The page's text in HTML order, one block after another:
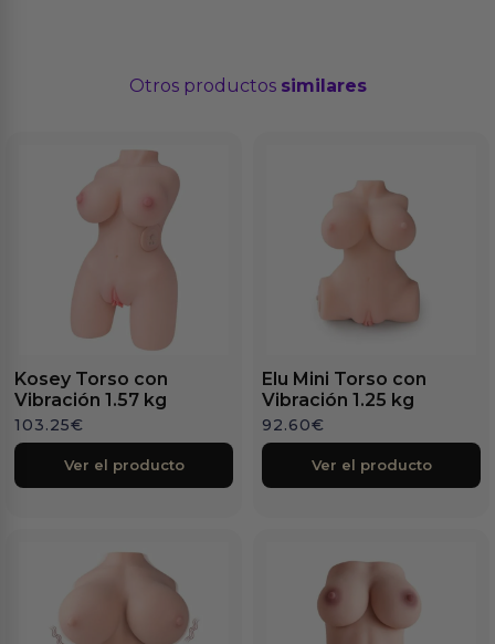
Otros productos similares
Kosey Torso con
Vibración 1.57 kg
103.25€
Ver el producto
Elu Mini Torso con
Vibración 1.25 kg
92.60€
Ver el producto